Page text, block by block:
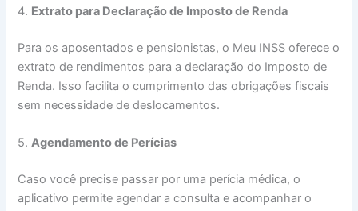
4. Extrato para Declaração de Imposto de Renda
Para os aposentados e pensionistas, o Meu INSS oferece o
extrato de rendimentos para a declaração do Imposto de
Renda. Isso facilita o cumprimento das obrigações fiscais
sem necessidade de deslocamentos.
5.Agendamento de Perícias
Caso você precise passar por uma perícia médica, o
aplicativo permite agendar a consulta e acompanhar o